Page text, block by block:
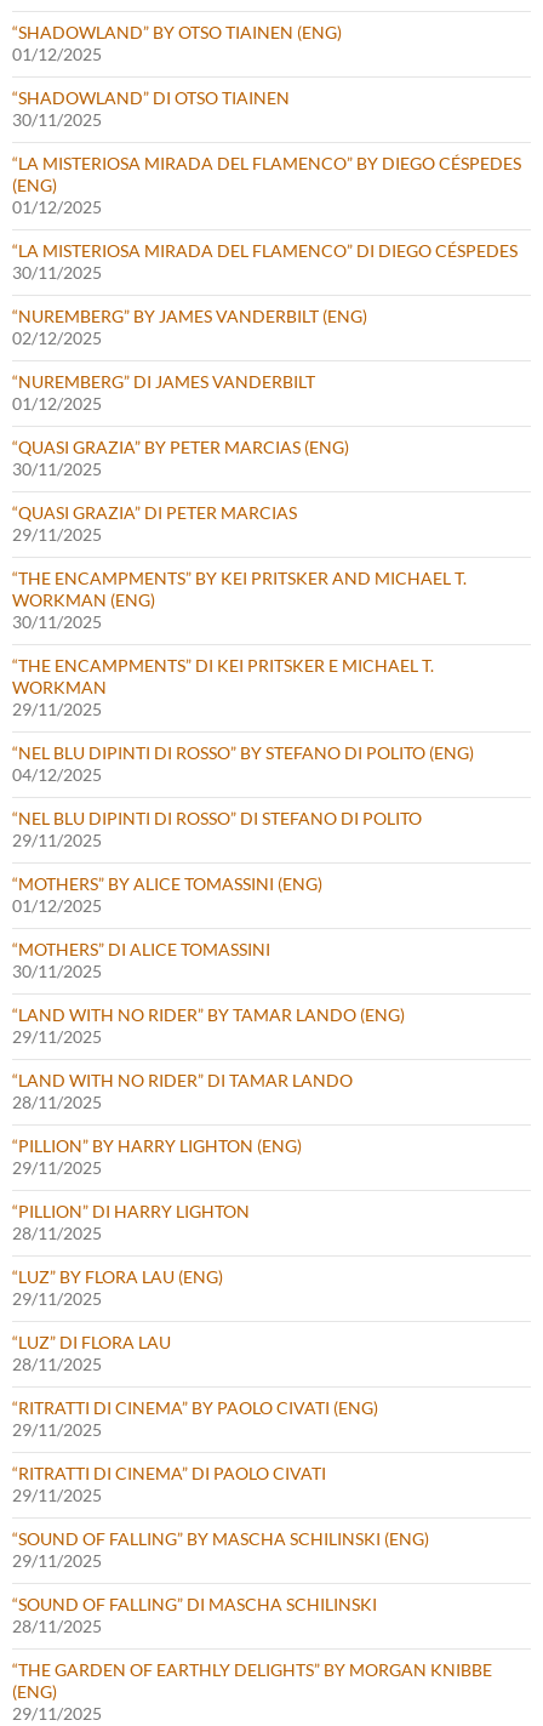
“SHADOWLAND” BY OTSO TIAINEN (ENG)
01/12/2025
“SHADOWLAND” DI OTSO TIAINEN
30/11/2025
“LA MISTERIOSA MIRADA DEL FLAMENCO” BY DIEGO CÉSPEDES
(ENG)
01/12/2025
“LA MISTERIOSA MIRADA DEL FLAMENCO” DI DIEGO CÉSPEDES
30/11/2025
“NUREMBERG” BY JAMES VANDERBILT (ENG)
02/12/2025
“NUREMBERG” DI JAMES VANDERBILT
01/12/2025
“QUASI GRAZIA” BY PETER MARCIAS (ENG)
30/11/2025
“QUASI GRAZIA” DI PETER MARCIAS
29/11/2025
“THE ENCAMPMENTS” BY KEI PRITSKER AND MICHAEL T.
WORKMAN (ENG)
30/11/2025
“THE ENCAMPMENTS” DI KEI PRITSKER E MICHAEL T.
WORKMAN
29/11/2025
“NEL BLU DIPINTI DI ROSSO” BY STEFANO DI POLITO (ENG)
04/12/2025
“NEL BLU DIPINTI DI ROSSO” DI STEFANO DI POLITO
29/11/2025
“MOTHERS” BY ALICE TOMASSINI (ENG)
01/12/2025
“MOTHERS” DI ALICE TOMASSINI
30/11/2025
“LAND WITH NO RIDER” BY TAMAR LANDO (ENG)
29/11/2025
“LAND WITH NO RIDER” DI TAMAR LANDO
28/11/2025
“PILLION” BY HARRY LIGHTON (ENG)
29/11/2025
“PILLION” DI HARRY LIGHTON
28/11/2025
“LUZ” BY FLORA LAU (ENG)
29/11/2025
“LUZ” DI FLORA LAU
28/11/2025
“RITRATTI DI CINEMA” BY PAOLO CIVATI (ENG)
29/11/2025
“RITRATTI DI CINEMA” DI PAOLO CIVATI
29/11/2025
“SOUND OF FALLING” BY MASCHA SCHILINSKI (ENG)
29/11/2025
“SOUND OF FALLING” DI MASCHA SCHILINSKI
28/11/2025
“THE GARDEN OF EARTHLY DELIGHTS” BY MORGAN KNIBBE
(ENG)
29/11/2025